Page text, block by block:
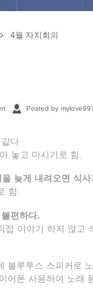
4월 자치회의
Posted by
다
놓고 마시기로 함.
늦게 내려오면 식
함.
편하다.
접 이야기 하지 않고
블루투스 스피커로
어폰 사용하여 노래